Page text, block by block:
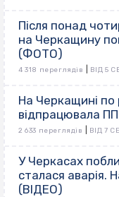
Після понад
на Черкащину
(ФОТО)
4 318 переглядів ВІД 5
На Черкащині по
відпрацювала
2 633 переглядів ВІД 7
У Черкасах
сталася аварія.
(ВІДЕО)